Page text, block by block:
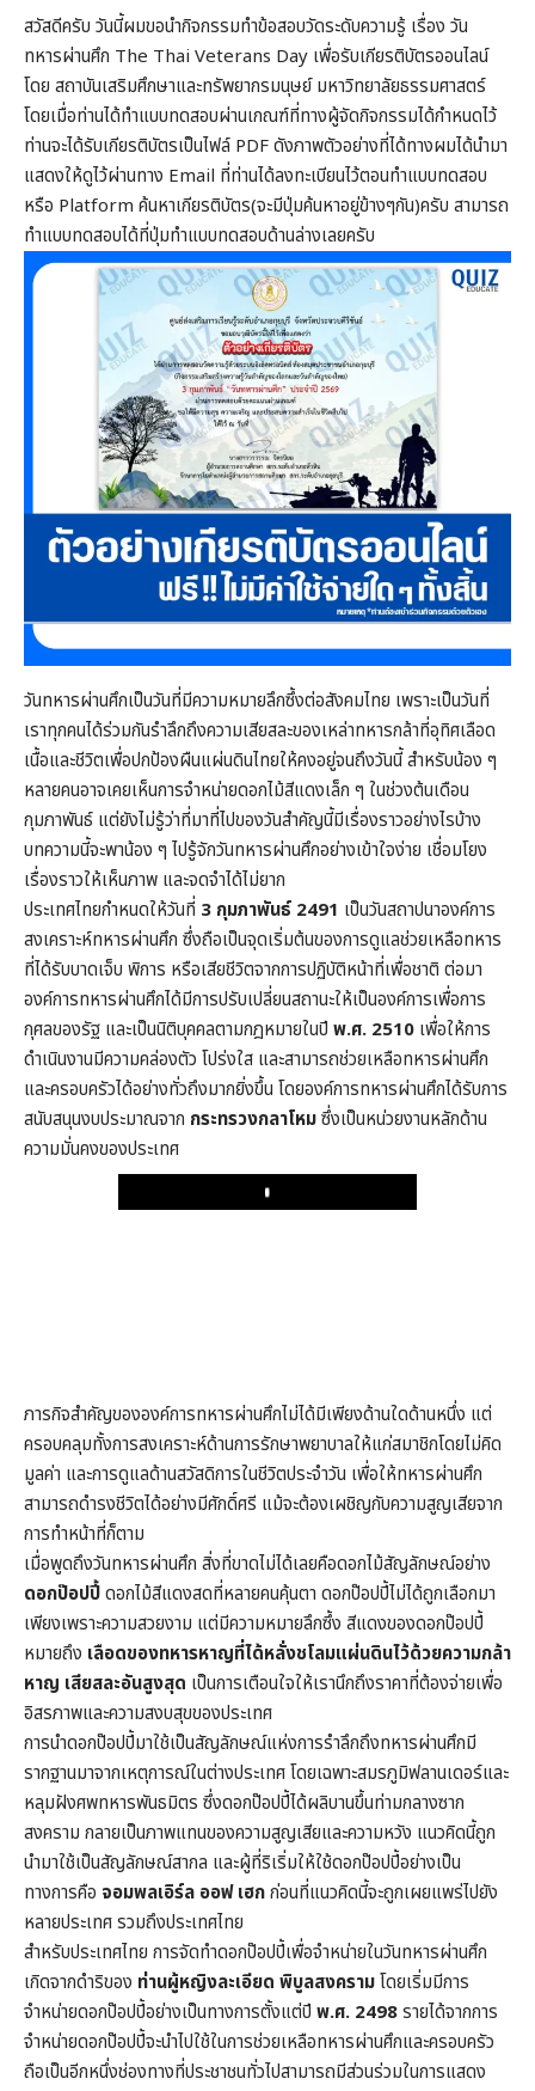
สวัสดีครับ วันนี้ผมขอนำกิจกรรมทำข้อสอบวัดระดับความรู้ เรื่อง วัน
ทหารผ่านศึก The Thai Veterans Day เพื่อรับเกียรติบัตรออนไลน์
โดย สถาบันเสริมศึกษาและทรัพยากรมนุษย์ มหาวิทยาลัยธรรมศาสตร์
โดยเมื่อท่านได้ทำแบบทดสอบผ่านเกณฑ์ที่ทางผู้จัดกิจกรรมได้กำหนดไว้
ท่านจะได้รับเกียรติบัตรเป็นไฟล์ PDF ดังภาพตัวอย่างที่ได้ทางผมได้นำมา
แสดงให้ดูไว้ผ่านทาง Email ที่ท่านได้ลงทะเบียนไว้ตอนทำแบบทดสอบ
หรือ Platform ค้นหาเกียรติบัตร(จะมีปุ่มค้นหาอยู่ข้างๆกัน)ครับ สามารถ
ทำแบบทดสอบได้ที่ปุ่มทำแบบทดสอบด้านล่างเลยครับ
วันทหารผ่านศึกเป็นวันที่มีความหมายลึกซึ้งต่อสังคมไทย เพราะเป็นวันที่
เราทุกคนได้ร่วมกันรำลึกถึงความเสียสละของเหล่าทหารกล้าที่อุทิศเลือด
เนื้อและชีวิตเพื่อปกป้องผืนแผ่นดินไทยให้คงอยู่จนถึงวันนี้ สำหรับน้อง ๆ
หลายคนอาจเคยเห็นการจำหน่ายดอกไม้สีแดงเล็ก ๆ ในช่วงต้นเดือน
กุมภาพันธ์ แต่ยังไม่รู้ว่าที่มาที่ไปของวันสำคัญนี้มีเรื่องราวอย่างไรบ้าง
บทความนี้จะพาน้อง ๆ ไปรู้จักวันทหารผ่านศึกอย่างเข้าใจง่าย เชื่อมโยง
เรื่องราวให้เห็นภาพ และจดจำได้ไม่ยาก
ประเทศไทยกำหนดให้วันที่ 3 กุมภาพันธ์ 2491 เป็นวันสถาปนาองค์การ
สงเคราะห์ทหารผ่านศึก ซึ่งถือเป็นจุดเริ่มต้นของการดูแลช่วยเหลือทหาร
ที่ได้รับบาดเจ็บ พิการ หรือเสียชีวิตจากการปฏิบัติหน้าที่เพื่อชาติ ต่อมา
องค์การทหารผ่านศึกได้มีการปรับเปลี่ยนสถานะให้เป็นองค์การเพื่อการ
กุศลของรัฐ และเป็นนิติบุคคลตามกฎหมายในปี พ.ศ. 2510 เพื่อให้การ
ดำเนินงานมีความคล่องตัว โปร่งใส และสามารถช่วยเหลือทหารผ่านศึก
และครอบครัวได้อย่างทั่วถึงมากยิ่งขึ้น โดยองค์การทหารผ่านศึกได้รับการ
สนับสนุนงบประมาณจาก กระทรวงกลาโหมซึ่งเป็นหน่วยงานหลักด้าน
ความมั่นคงของประเทศ
Play
ภารกิจสำคัญขององค์การทหารผ่านศึกไม่ได้มีเพียงด้านใดด้านหนึ่ง แต่
ครอบคลุมทั้งการสงเคราะห์ด้านการรักษาพยาบาลให้แก่สมาชิกโดยไม่คิด
มูลค่า และการดูแลด้านสวัสดิการในชีวิตประจำวัน เพื่อให้ทหารผ่านศึก
สามารถดำรงชีวิตได้อย่างมีศักดิ์ศรี แม้จะต้องเผชิญกับความสูญเสียจาก
การทำหน้าที่ก็ตาม
เมื่อพูดถึงวันทหารผ่านศึก สิ่งที่ขาดไม่ได้เลยคือดอกไม้สัญลักษณ์อย่าง
ดอกป๊อปปี้ดอกไม้สีแดงสดที่หลายคนคุ้นตา ดอกป๊อปปี้ไม่ได้ถูกเลือกมา
เพียงเพราะความสวยงาม แต่มีความหมายลึกซึ้ง สีแดงของดอกป๊อปปี้
หมายถึง เลือดของทหารหาญที่ได้หลั่งชโลมแผ่นดินไว้ด้วยความกล้า
หาญ เสียสละอันสูงสุด เป็นการเตือนใจให้เรานึกถึงราคาที่ต้องจ่ายเพื่อ
อิสรภาพและความสงบสุขของประเทศ
การนำดอกป๊อปปี้มาใช้เป็นสัญลักษณ์แห่งการรำลึกถึงทหารผ่านศึกมี
รากฐานมาจากเหตุการณ์ในต่างประเทศ โดยเฉพาะสมรภูมิฟลานเดอร์และ
หลุมฝังศพทหารพันธมิตร ซึ่งดอกป๊อปปี้ได้ผลิบานขึ้นท่ามกลางซาก
สงคราม กลายเป็นภาพแทนของความสูญเสียและความหวัง แนวคิดนี้ถูก
นำมาใช้เป็นสัญลักษณ์สากล และผู้ที่ริเริ่มให้ใช้ดอกป๊อปปี้อย่างเป็น
ทางการคือ จอมพลเอิร์ล ออฟ เฮกก่อนที่แนวคิดนี้จะถูกเผยแพร่ไปยัง
หลายประเทศ รวมถึงประเทศไทย
สำหรับประเทศไทย การจัดทำดอกป๊อปปี้เพื่อจำหน่ายในวันทหารผ่านศึก
เกิดจากดำริของ ท่านผู้หญิงละเอียด พิบูลสงครามโดยเริ่มมีการ
จำหน่ายดอกป๊อปปี้อย่างเป็นทางการตั้งแต่ปี พ.ศ. 2498รายได้จากการ
จำหน่ายดอกป๊อปปี้จะนำไปใช้ในการช่วยเหลือทหารผ่านศึกและครอบครัว
ถือเป็นอีกหนึ่งช่องทางที่ประชาชนทั่วไปสามารถมีส่วนร่วมในการแสดง